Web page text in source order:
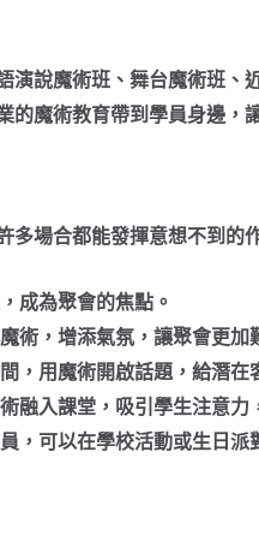
演說魔術班、舞台魔術班
魔術教育帶到學員身邊，
場合都能發揮意想不到的
成為聚會的焦點。
術，增添氣氛，讓聚會更加
，用魔術開啟話題，給潛在
融入課堂，吸引學生注意力
，可以在學校活動或生日派